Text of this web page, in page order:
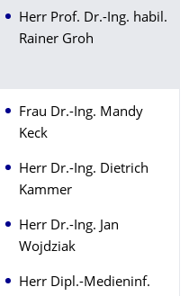
Herr Prof. Dr.-Ing. habil.
Rainer Groh
Frau Dr.-Ing. Mandy
Keck
Herr Dr.-Ing. Dietrich
Kammer
Herr Dr.-Ing. Jan
Wojdziak
Herr Dipl.-Medieninf.